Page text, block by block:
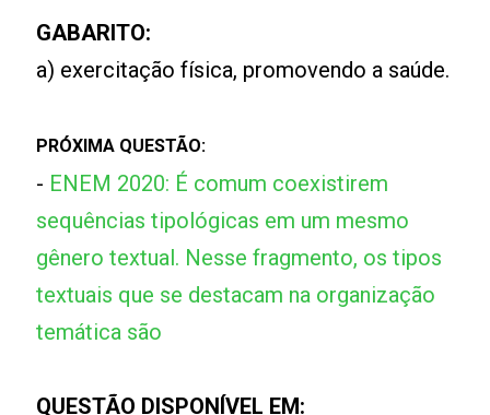
GABARITO:
a) exercitação física, promovendo a saúde.
PRÓXIMA QUESTÃO:
- ENEM 2020: É comum coexistirem
sequências tipológicas em um mesmo
gênero textual. Nesse fragmento, os tipos
textuais que se destacam na organização
temática são
QUESTÃO DISPONÍVEL EM: